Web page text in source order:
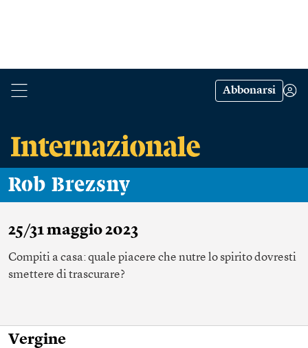
Abbonarsi
Rob Brezsny
25/31 maggio 2023
Compiti a casa: quale piacere che nutre lo spirito dovresti
smettere di trascurare?
Vergine